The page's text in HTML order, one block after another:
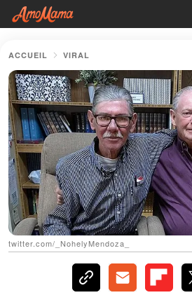
ACCUEIL VIRAL
twitter.com/_NohelyMendoza_